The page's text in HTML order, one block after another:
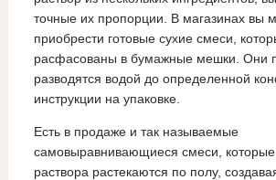
точные их пропорции. В магазинах вы
приобрести готовые сухие смеси,
расфасованы в бумажные мешки. Они
разводятся водой до определенной
инструкции на упаковке.
Есть в продаже и так называемые
самовыравнивающиеся смеси, которые
раствора растекаются по полу,